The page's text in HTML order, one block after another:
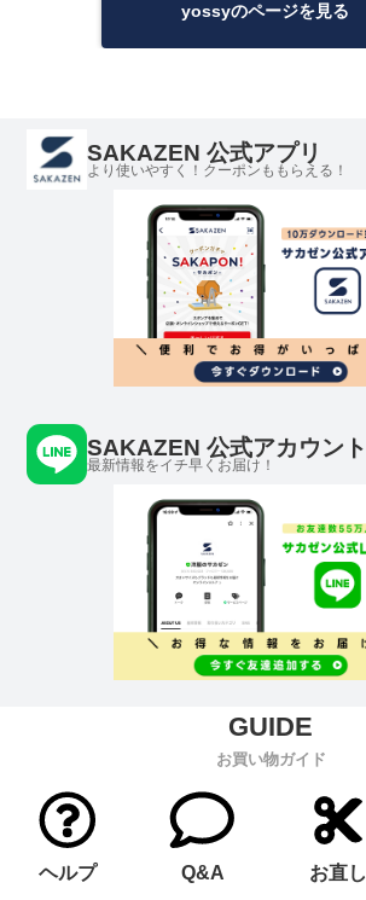
yossyのページを見る
SAKAZEN 公式アプリ
より使いやすく！クーポンももらえる！
SAKAZEN 公式アカウント
最新情報をイチ早くお届け！
お買い物ガイド
ヘルプ Q&A お直し